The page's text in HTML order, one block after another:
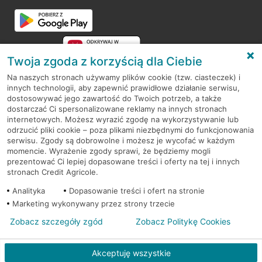
RODO
Regulamin serwisu
Mapa serwisu
PolitykaCookies
© 2026 Credit Agricole Bank Polska S.A. Wszelkie prawa zastrzeżone
Twoja zgoda z korzyścią dla Ciebie
Na naszych stronach używamy plików cookie (tzw. ciasteczek) i
innych technologii, aby zapewnić prawidłowe działanie serwisu,
dostosowywać jego zawartość do Twoich potrzeb, a także
dostarczać Ci spersonalizowane reklamy na innych stronach
internetowych. Możesz wyrazić zgodę na wykorzystywanie lub
odrzucić pliki cookie – poza plikami niezbędnymi do funkcjonowania
serwisu. Zgody są dobrowolne i możesz je wycofać w każdym
momencie. Wyrażenie zgody sprawi, że będziemy mogli
prezentować Ci lepiej dopasowane treści i oferty na tej i innych
stronach Credit Agricole.
Analityka
Dopasowanie treści i ofert na stronie
Marketing wykonywany przez strony trzecie
Akceptuję wszystkie
Zobacz szczegóły zgód Zobacz Politykę Cookies